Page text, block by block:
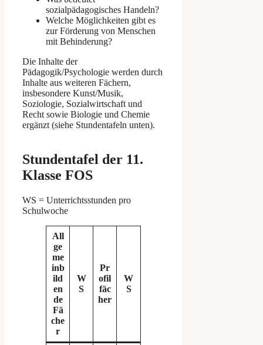
sozialpädagogisches Handeln?
Welche Möglichkeiten gibt es
zur Förderung von Menschen
mit Behinderung?
Die Inhalte der
Pädagogik/Psychologie werden durch
Inhalte aus weiteren Fächern,
insbesondere Kunst/Musik,
Soziologie, Sozialwirtschaft und
Recht sowie Biologie und Chemie
ergänzt (siehe Stundentafeln unten).
Stundentafel der 11.
Klasse FOS
WS = Unterrichtsstunden pro
Schulwoche
All
ge
me
inb
ild
en
de
Fä
che
r
W
S
Pr
ofil
fäc
her
W
S